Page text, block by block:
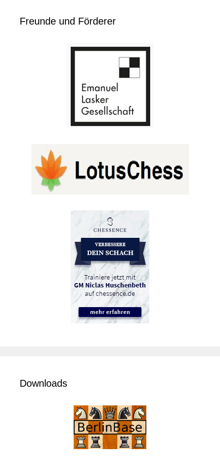
Freunde und Förderer
Downloads